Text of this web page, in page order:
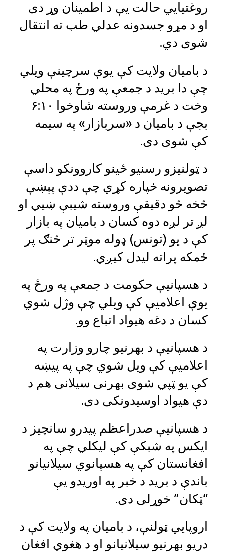
روغتیایي حالت یې د اطمینان وړ دی
او د مړو جسدونه عدلي طب ته انتقال
شوی دي.
د بامیان ولایت کې یوې سرچینې ویلي
چې دا برید د جمعې په ورځ په محلي
وخت د غرمې وروسته شاوخوا ۶:۱۰
بجې د بامیان د «سربازار» په سیمه
کې شوی دی.
د ټولنیزو رسنیو ځینو کاروونکو داسې
تصویرونه خپاره کړي چې ددې پېښې
څخه څو دقیقې وروسته شیبې ښيي او
لږ تر لږه دوه کسان د بامیان په بازار
کې د یو (تونس) ډوله موټر تر څنګ پر
ځمکه پراته لیدل کیږي.
د هسپانیې حکومت د جمعې په ورځ په
یوې اعلامیې کې ویلي چې وژل شوي
کسان د دغه هیواد اتباع وو.
د هسپانیې د بهرنیو چارو وزارت په
اعلامیې کې ویل شوي چې په پیښه
کې یو ټپي شوی بهرنی سیلانی هم د
دې هیواد اوسیدونکی دی.
د هسپانیې صدراعظم پیدرو سانچیز د
ایکس په شبکې کې لیکلي چې په
افغانستان کې په هسپانوي سیلانیانو
باندې د برید د خبر په اوریدو یې
“ټکان” خوړلی دی.
اروپايي ټولنې، د بامیان په ولایت کې د
دریو بهرنیو سیلانیانو او د هغوي افغان